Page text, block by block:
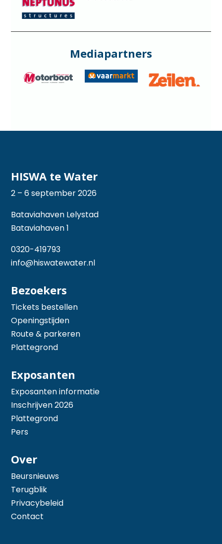
Mediapartners
HISWA te Water
2 – 6 september 2026
Bataviahaven Lelystad
Bataviahaven 1
0320-419793
info@hiswatewater.nl
Bezoekers
Tickets bestellen
Openingstijden
Route & parkeren
Plattegrond
Exposanten
Exposanten informatie
Inschrijven 2026
Plattegrond
Pers
Over
Beursnieuws
Terugblik
Privacybeleid
Contact